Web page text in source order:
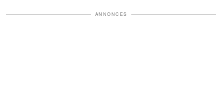
ANNONCES